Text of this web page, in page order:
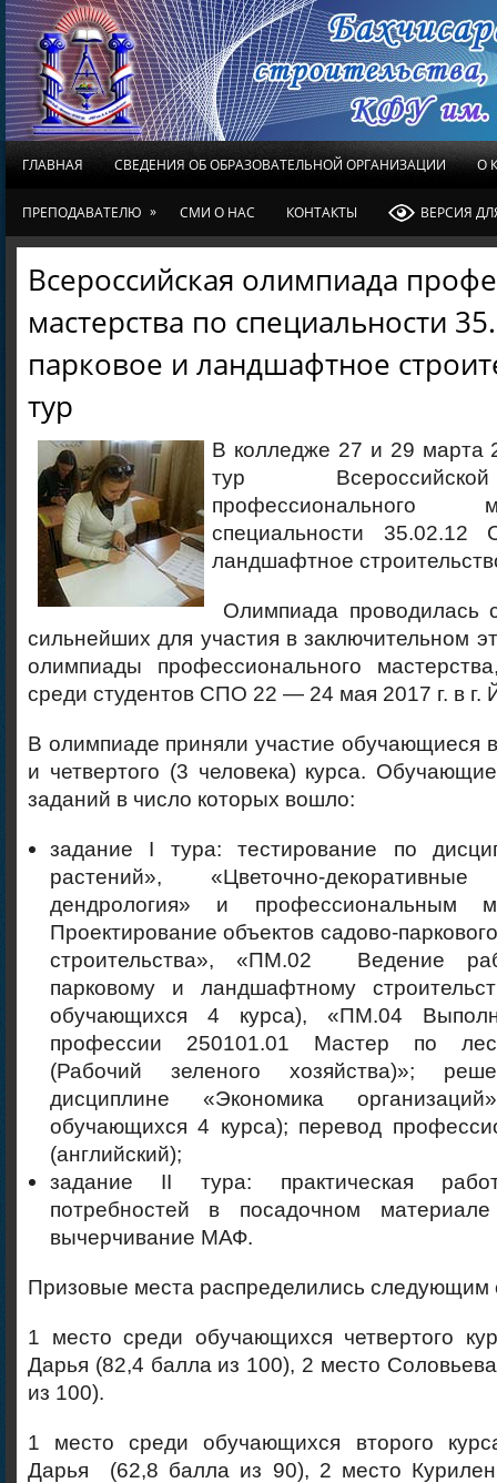
ГЛАВНАЯ СВЕДЕНИЯ ОБ ОБРАЗОВАТЕЛЬНОЙ ОРГАНИЗАЦИИ О
ПРЕПОДАВАТЕЛЮ » СМИ О НАС КОНТАКТЫ ВЕРСИЯ
Всероссийская олимпиада
мастерства по специальности
парковое и ландшафтное
тур
В колледже 27 и 29 марта
тур
профессионального
специальности 35.02.12
ландшафтное
Олимпиада проводилась
сильнейших для участия в заключительном
олимпиады профессионального
среди студентов СПО 22 — 24 мая 2017 г. в г.
В олимпиаде приняли участие обучающиеся
и четвертого (3 человека) курса.
заданий в число которых вошло:
задание І тура: тестирование по
растений», «Цветочно-
дендрология» и профессиональным
Проектирование объектов садово-
строительства», «ПМ.02 Ведение
парковому и ландшафтному
обучающихся 4 курса), «ПМ.04
профессии 250101.01 Мастер по
(Рабочий зеленого хозяйства)»;
дисциплине «Экономика
обучающихся 4 курса); перевод
(английский);
задание II тура: практическая
потребностей в посадочном
вычерчивание МАФ.
Призовые места распределились следующим
1 место среди обучающихся четвертого
Дарья (82,4 балла из 100), 2 место
из 100).
1 место среди обучающихся второго
Дарья (62,8 балла из 90), 2 место